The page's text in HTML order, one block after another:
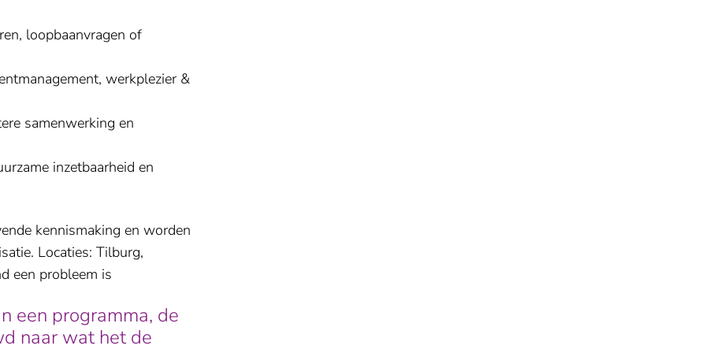
loopbaanvragen of
werkplezier &
samenwerking en
inzetbaarheid en
kennismaking en worden
Locaties: Tilburg,
een probleem is
een programma, de
naar wat het de